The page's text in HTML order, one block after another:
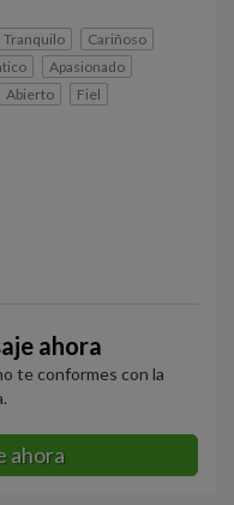
Tranquilo
Cariñoso
Apasionado
Abierto Fiel
ahora
te conformes con la
ahora